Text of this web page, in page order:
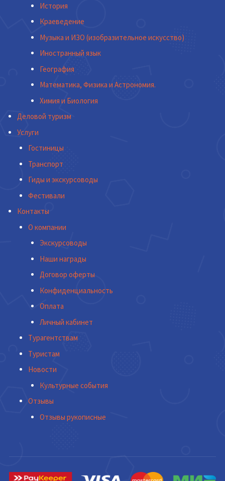
История
Краеведение
Музыка и ИЗО (изобразительное искусство)
Иностранный язык
География
Математика, Физика и Астрономия.
Химия и Биология
Деловой туризм
Услуги
Гостиницы
Транспорт
Гиды и экскурсоводы
Фестивали
Контакты
О компании
Экскурсоводы
Наши награды
Договор оферты
Конфиденциальность
Оплата
Личный кабинет
Турагентствам
Туристам
Новости
Культурные события
Отзывы
Отзывы рукописные